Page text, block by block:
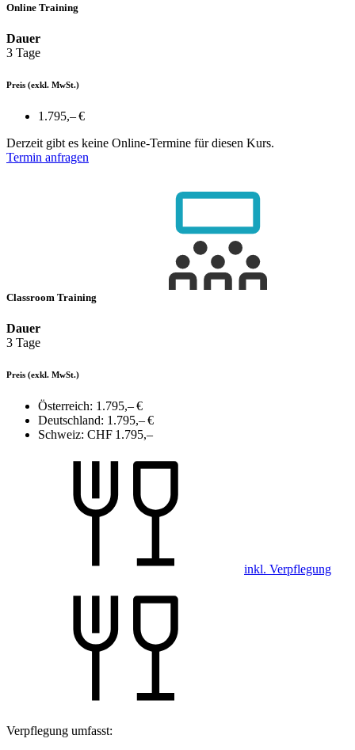
Online Training
Dauer
3 Tage
Preis (exkl. MwSt.)
1.795,– €
Derzeit gibt es keine Online-Termine für diesen Kurs.
Termin anfragen
Classroom Training
Dauer
3 Tage
Preis (exkl. MwSt.)
Österreich: 1.795,– €
Deutschland: 1.795,– €
Schweiz: CHF 1.795,–
inkl. Verpflegung
Verpflegung umfasst: